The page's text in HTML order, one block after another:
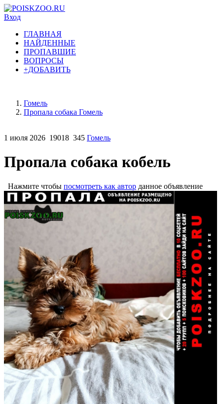
Вход
ГЛАВНАЯ
НАЙДЕННЫЕ
ПРОПАВШИЕ
ВОПРОСЫ
+ДОБАВИТЬ
Гомель
Пропала собака Гомель
1 июля 2026 19018 345 Гомель
Пропала собака кобель
Нажмите чтобы посмотреть как автор данное объявление